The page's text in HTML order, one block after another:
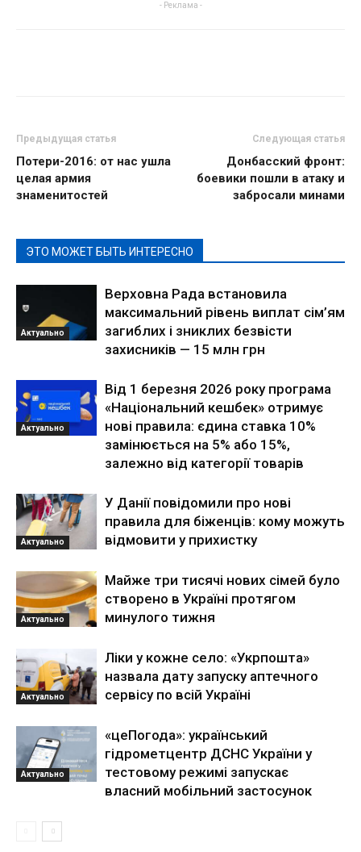
- Реклама -
Предыдущая статья
Потери-2016: от нас ушла
целая армия
знаменитостей
Следующая статья
Донбасский фронт:
боевики пошли в атаку и
забросали минами
ЭТО МОЖЕТ БЫТЬ ИНТЕРЕСНО
Актуально
Верховна Рада встановила
максимальний рівень виплат сім’ям
загиблих і зниклих безвісти
захисників — 15 млн грн
Актуально
Від 1 березня 2026 року програма
«Національний кешбек» отримує
нові правила: єдина ставка 10%
замінюється на 5% або 15%,
залежно від категорії товарів
Актуально
У Данії повідомили про нові
правила для біженців: кому можуть
відмовити у прихистку
Актуально
Майже три тисячі нових сімей було
створено в Україні протягом
минулого тижня
Актуально
Ліки у кожне село: «Укрпошта»
назвала дату запуску аптечного
сервісу по всій Україні
Актуально
«цеПогода»: український
гідрометцентр ДСНС України у
тестовому режимі запускає
власний мобільний застосунок